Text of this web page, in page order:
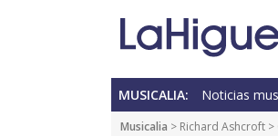
MUSICALIA: Noticias
Musicalia > Richard Ashcroft >